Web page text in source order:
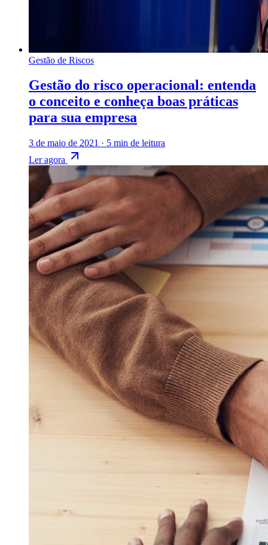
Gestão de Riscos
Gestão do risco operacional: entenda
o conceito e conheça boas práticas
para sua empresa
3 de maio de 2021 · 5 min de leitura
Ler agora